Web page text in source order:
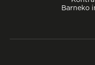
Barneko